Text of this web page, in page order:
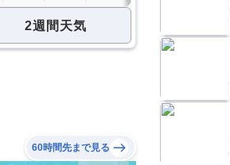
2週間天気
60時間先まで見る